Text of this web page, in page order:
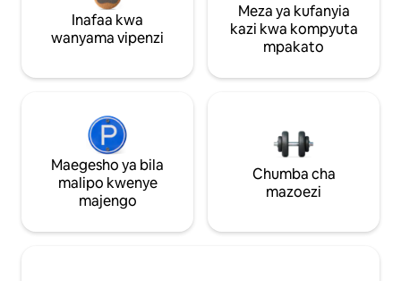
Inafaa kwa
wanyama vipenzi
Meza ya kufanyia
kazi kwa kompyuta
mpakato
Maegesho ya bila
malipo kwenye
majengo
Chumba cha
mazoezi